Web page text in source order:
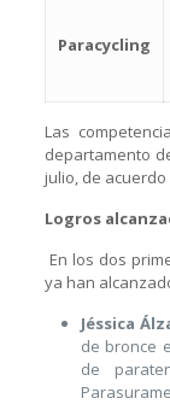
Paracycling
Las
departamento
julio, de
Logros
En los dos
ya han
Jéssica
de bronce
de